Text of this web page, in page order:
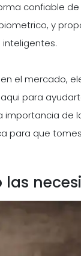
confiable
y
el mercado,
para
de
para que